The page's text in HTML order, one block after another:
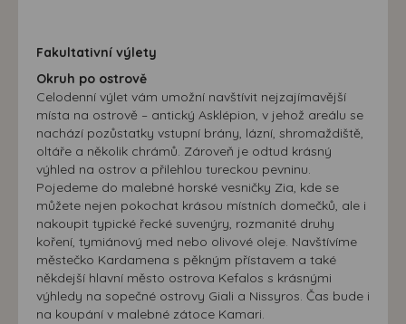
Fakultativní výlety
Okruh po ostrově
Celodenní výlet vám umožní navštívit nejzajímavější
místa na ostrově – antický Asklépion, v jehož areálu se
nachází pozůstatky vstupní brány, lázní, shromaždiště,
oltáře a několik chrámů. Zároveň je odtud krásný
výhled na ostrov a přilehlou tureckou pevninu.
Pojedeme do malebné horské vesničky Zia, kde se
můžete nejen pokochat krásou místních domečků, ale i
nakoupit typické řecké suvenýry, rozmanité druhy
koření, tymiánový med nebo olivové oleje. Navštívíme
městečko Kardamena s pěkným přístavem a také
někdejší hlavní město ostrova Kefalos s krásnými
výhledy na sopečné ostrovy Giali a Nissyros. Čas bude i
na koupání v malebné zátoce Kamari.